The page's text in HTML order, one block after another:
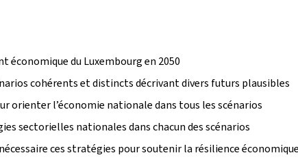
économique du Luxembourg en 2050
cohérents et distincts décrivant divers futurs plausibles
orienter l’économie nationale dans tous les scénarios
sectorielles nationales dans chacun des scénarios
ces stratégies pour soutenir la résilience économique